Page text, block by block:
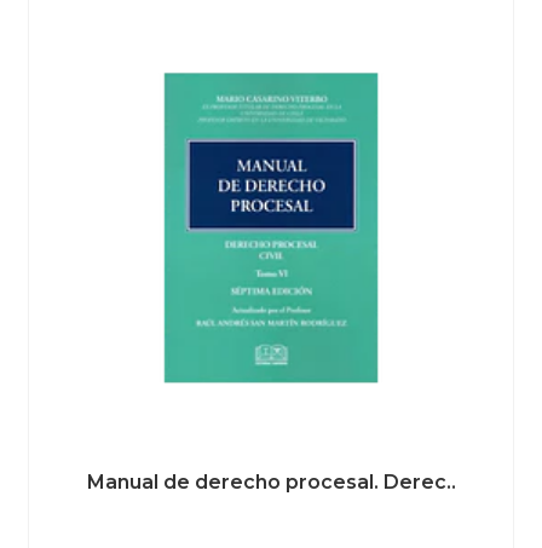
Manual de derecho procesal. Derec..